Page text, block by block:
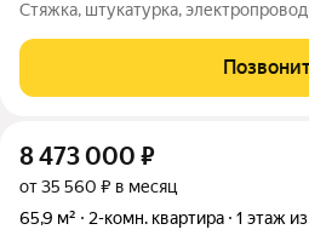
Стяжка, штукатурка,
8 473 000 ₽
от 35 560 ₽ в месяц
65,9 м²
2-комн. квартира 1 этаж из